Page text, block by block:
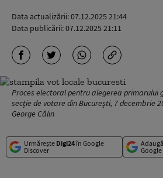
Data actualizării:07.12.2025 21:44
Data publicării:07.12.2025 21:11
Proces electoral pentru alegerea primarului
secție de votare din București, 7 decembrie
George Călin
Urmărește Digi24în Google
Discover
Adaugă
Google